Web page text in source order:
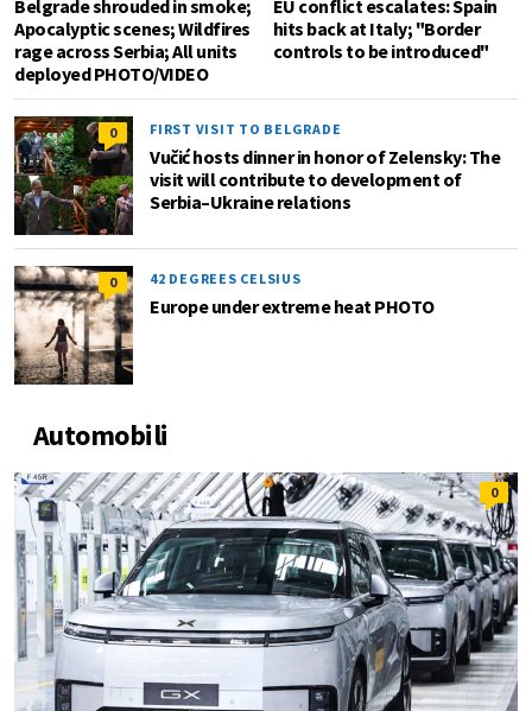
Belgrade shrouded in smoke;
Apocalyptic scenes; Wildfires
rage across Serbia; All units
deployed PHOTO/VIDEO
EU conflict escalates: Spain
hits back at Italy; "Border
controls to be introduced"
0 FIRST VISIT TO BELGRADE
Vučić hosts dinner in honor of Zelensky: The
visit will contribute to development of
Serbia–Ukraine relations
0 42 DEGREES CELSIUS
Europe under extreme heat PHOTO
Automobili
0